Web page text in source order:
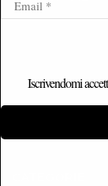
Catalogo
Contatti
Iscrivendomi